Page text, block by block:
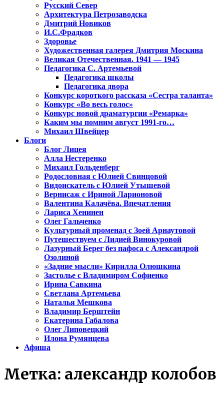
Русский Север
Архитектура Петрозаводска
Дмитрий Новиков
И.С.Фрадков
Здоровье
Художественная галерея Дмитрия Москина
Великая Отечественная. 1941 — 1945
Педагогика С. Артемьевой
Педагогика школы
Педагогика двора
Конкурс короткого рассказа «Сестра таланта»
Конкурс «Во весь голос»
Конкурс новой драматургии «Ремарка»
Каким мы помним август 1991-го…
Михаил Швейцер
Блоги
Блог Лицея
Алла Нестеренко
Михаил Гольденберг
Родословная с Юлией Свинцовой
Видоискатель с Юлией Утышевой
Вернисаж с Ириной Ларионовой
Валентина Калачёва. Впечатления
Лариса Хенинен
Олег Гальченко
Культурный променад с Зоей Арнаутовой
Путешествуем с Лидией Винокуровой
Лазурный Берег без пафоса с Александрой
Озолиной
«Задние мысли» Кирилла Олюшкина
Застолье с Владимиром Софиенко
Ирина Савкина
Светлана Артемьева
Наталья Мешкова
Владимир Берштейн
Екатерина Габалова
Олег Липовецкий
Илона Румянцева
Афиша
Метка: александр колобов